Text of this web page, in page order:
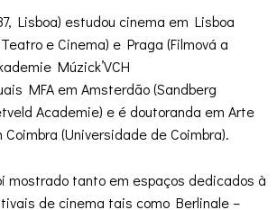
Lisboa) estudou cinema em Lisboa
e Cinema) e Praga (Filmová a
Múzick’VCH
MFA em Amsterdão (Sandberg
Academie) e é doutoranda em Arte
(Universidade de Coimbra).
mostrado tanto em espaços dedicados à
de cinema tais como Berlinale –